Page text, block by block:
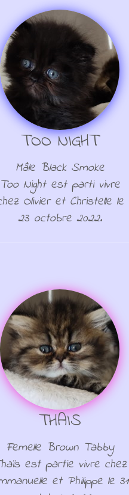
TOO NIGHT
Mâle Black Smoke
Too Night est parti vivre
Olivier et Christelle le
23 octobre 2022.
THAIS
Femelle Brown Tabby
est partie vivre chez
et Philippe le 31